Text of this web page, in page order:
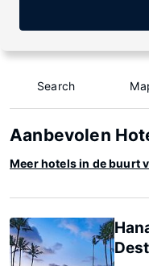
Search
Aanbevolen
Meer hotels in de buurt